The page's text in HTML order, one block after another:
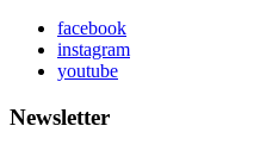
facebook
instagram
youtube
Newsletter